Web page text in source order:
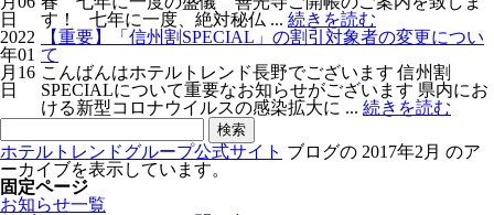
日
す！ 七年に一度、絶対秘仏 ... 続きを読む
2022
年01
月16
日
【重要】「信州割SPECIAL」の割引対象者の変更につい
て
こんばんはホテルトレンド長野でございます 信州割
SPECIALについて重要なお知らせがございます 県内にお
ける新型コロナウイルスの感染拡大に ... 続きを読む
検
索:
ホテルトレンドグループ公式サイト ブログの 2017年2月 のア
ーカイブを表示しています。
固定ページ
お知らせ一覧